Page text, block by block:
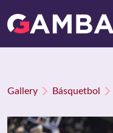
Gallery Básquetbol